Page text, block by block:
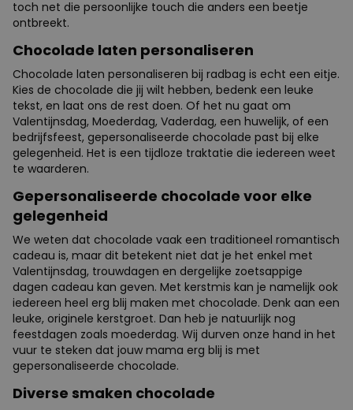
toch net die persoonlijke touch die anders een beetje
ontbreekt.
Chocolade laten personaliseren
Chocolade laten personaliseren bij radbag is echt een eitje.
Kies de chocolade die jij wilt hebben, bedenk een leuke
tekst, en laat ons de rest doen. Of het nu gaat om
Valentijnsdag, Moederdag, Vaderdag, een huwelijk, of een
bedrijfsfeest, gepersonaliseerde chocolade past bij elke
gelegenheid. Het is een tijdloze traktatie die iedereen weet
te waarderen.
Gepersonaliseerde chocolade voor elke
gelegenheid
We weten dat chocolade vaak een traditioneel romantisch
cadeau is, maar dit betekent niet dat je het enkel met
Valentijnsdag, trouwdagen en dergelijke zoetsappige
dagen cadeau kan geven. Met kerstmis kan je namelijk ook
iedereen heel erg blij maken met chocolade. Denk aan een
leuke, originele kerstgroet. Dan heb je natuurlijk nog
feestdagen zoals moederdag. Wij durven onze hand in het
vuur te steken dat jouw mama erg blij is met
gepersonaliseerde chocolade.
Diverse smaken chocolade